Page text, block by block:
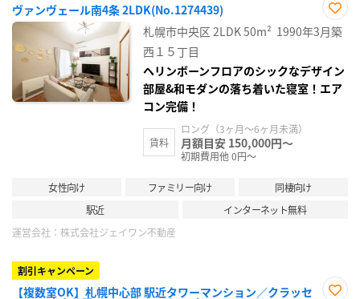
ヴァンヴェール南4条 2LDK(No.1274439)
お気
に入
札幌市中央区 2LDK50m² 1990年3月築
西１５丁目
ヘリンボーンフロアのシックなデザイン
部屋&和モダンの落ち着いた寝室！エア
コン完備！
賃料
ロング（3ヶ月～6ヶ月未満）
月額目安 150,000円～
初期費用他 0円～
女性向け ファミリー向け
同棲向け
駅近
インターネット無料
運営会社： 株式会社ジェイワン不動産
割引キャンペーン
【複数室OK】札幌中心部 駅近タワーマンション／クラッセ